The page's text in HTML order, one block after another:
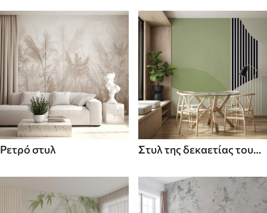
Ρετρό στυλ
Στυλ της δεκαετίας του